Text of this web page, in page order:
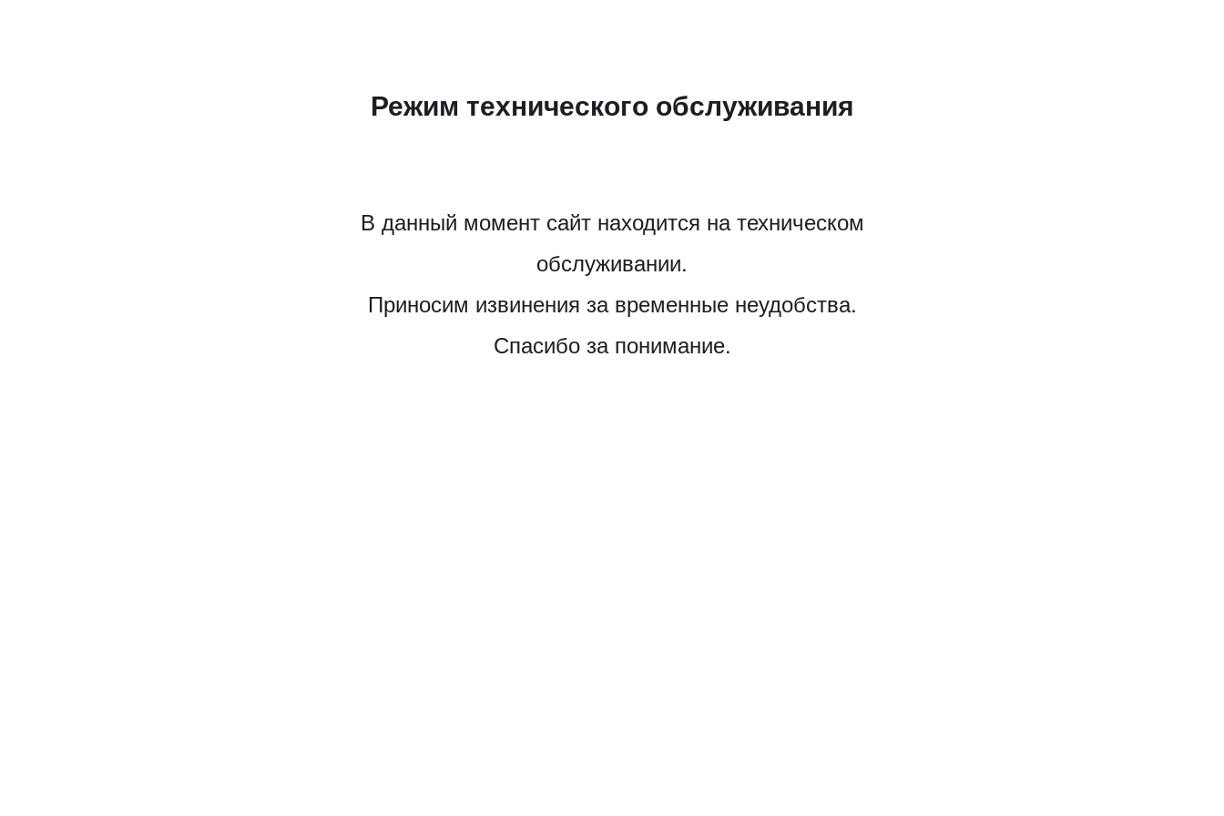
Режим технического обслуживания
В данный момент сайт находится на техническом
обслуживании.
Приносим извинения за временные неудобства.
Спасибо за понимание.